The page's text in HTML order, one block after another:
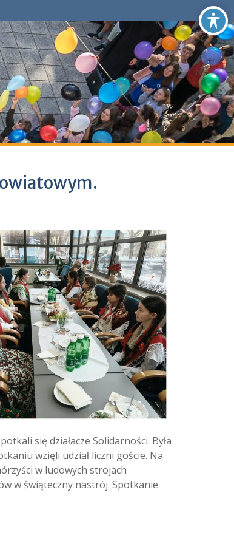
się działacze Solidarności. Była
wzięli udział liczni goście. Na
w ludowych strojach
w świąteczny nastrój. Spotkanie